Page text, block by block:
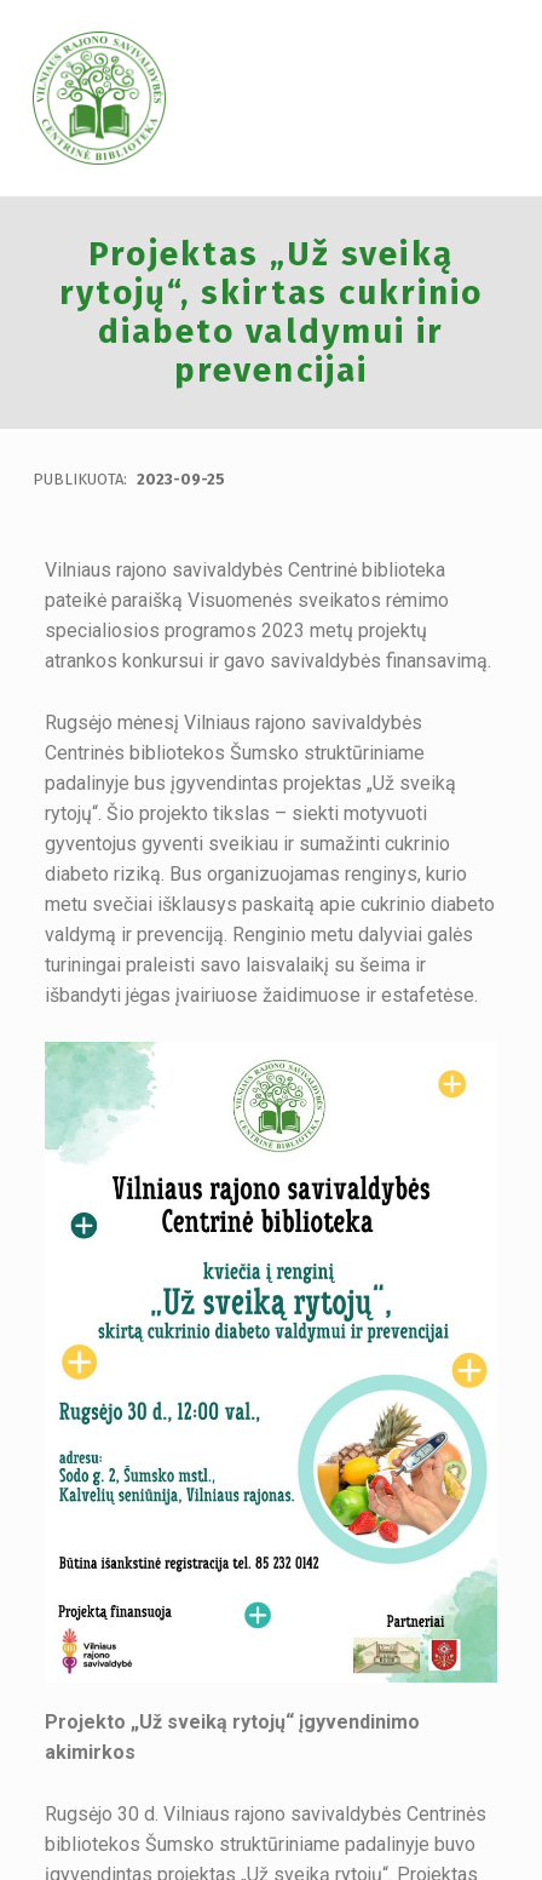
VILNIAUS RAJONO SAVIVALDYBĖS CENTRINĖ BIBLIOTEKA
VILNIAUS RAJONO SAVIVALDYBĖS CENTRINĖ BIBLIOTEKA KVIEČIA VISUS PRISIJUNGTI PRIE VISUOTINĖS PILIETINĖS INICIATYVOS „ATMINTIS GYVA, NES LIUDIJA“ IR UŽDEGTI ATMINIMO.
Projektas „Už sveiką
rytojų“, skirtas cukrinio
diabeto valdymui ir
prevencijai
PUBLIKUOTA: 2023-09-25
Vilniaus rajono savivaldybės Centrinė biblioteka
pateikė paraišką Visuomenės sveikatos rėmimo
specialiosios programos 2023 metų projektų
atrankos konkursui ir gavo savivaldybės finansavimą.
Rugsėjo mėnesį Vilniaus rajono savivaldybės
Centrinės bibliotekos Šumsko struktūriniame
padalinyje bus įgyvendintas projektas „Už sveiką
rytojų“. Šio projekto tikslas – siekti motyvuoti
gyventojus gyventi sveikiau ir sumažinti cukrinio
diabeto riziką. Bus organizuojamas renginys, kurio
metu svečiai išklausys paskaitą apie cukrinio diabeto
valdymą ir prevenciją. Renginio metu dalyviai galės
turiningai praleisti savo laisvalaikį su šeima ir
išbandyti jėgas įvairiuose žaidimuose ir estafetėse.
Projekto „Už sveiką rytojų“ įgyvendinimo
akimirkos
Rugsėjo 30 d. Vilniaus rajono savivaldybės Centrinės
bibliotekos Šumsko struktūriniame padalinyje buvo
įgyvendintas projektas „Už sveiką rytojų“. Projektas